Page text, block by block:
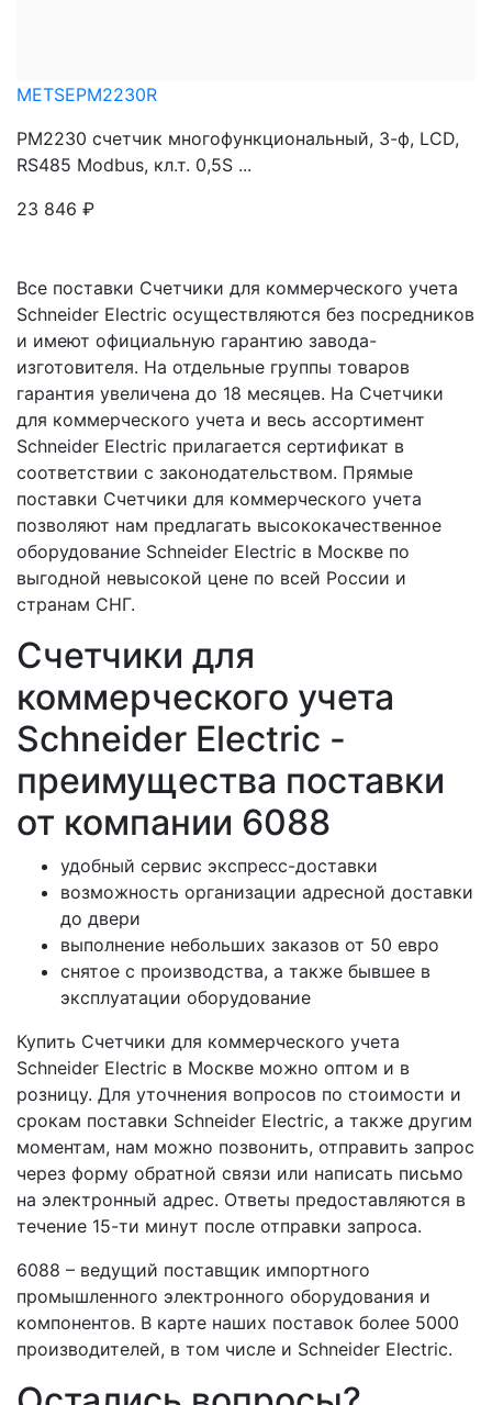
METSEPM2230R
PM2230 счетчик многофункциональный, 3-ф, LCD,
RS485 Modbus, кл.т. 0,5S ...
23 846 ₽
Все поставки Счетчики для коммерческого учета
Schneider Electric осуществляются без посредников
и имеют официальную гарантию завода-
изготовителя. На отдельные группы товаров
гарантия увеличена до 18 месяцев. На Счетчики
для коммерческого учета и весь ассортимент
Schneider Electric прилагается сертификат в
соответствии с законодательством. Прямые
поставки Счетчики для коммерческого учета
позволяют нам предлагать высококачественное
оборудование Schneider Electric в Москве по
выгодной невысокой цене по всей России и
странам СНГ.
Счетчики для
коммерческого учета
Schneider Electric -
преимущества поставки
от компании 6088
удобный сервис экспресс-доставки
возможность организации адресной доставки
до двери
выполнение небольших заказов от 50 евро
снятое с производства, а также бывшее в
эксплуатации оборудование
Купить Счетчики для коммерческого учета
Schneider Electric в Москве можно оптом и в
розницу. Для уточнения вопросов по стоимости и
срокам поставки Schneider Electric, а также другим
моментам, нам можно позвонить, отправить запрос
через форму обратной связи или написать письмо
на электронный адрес. Ответы предоставляются в
течение 15-ти минут после отправки запроса.
6088 – ведущий поставщик импортного
промышленного электронного оборудования и
компонентов. В карте наших поставок более 5000
производителей, в том числе и Schneider Electric.